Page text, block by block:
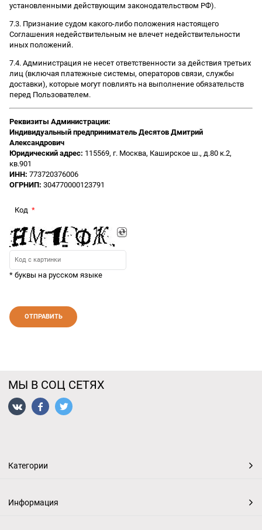
установленными действующим законодательством РФ).
7.3. Признание судом какого-либо положения настоящего
Соглашения недействительным не влечет недействительности
иных положений.
7.4. Администрация не несет ответственности за действия третьих
лиц (включая платежные системы, операторов связи, службы
доставки), которые могут повлиять на выполнение обязательств
перед Пользователем.
Реквизиты Администрации:
Индивидуальный предприниматель Десятов Дмитрий
Александрович
Юридический адрес: 115569, г. Москва, Каширское ш., д.80 к.2,
кв.901
ИНН: 773720376006
ОГРНИП: 304770000123791
Код
* буквы на русском языке
МЫ В СОЦ СЕТЯХ
Категории
Информация